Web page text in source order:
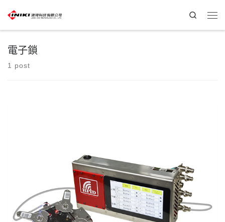
Search
電子鎖
1 post